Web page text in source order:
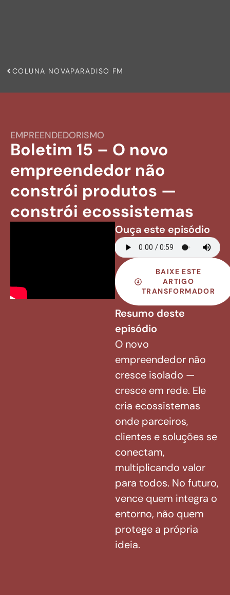
COLUNA NOVAPARADISO FM
EMPREENDEDORISMO
Boletim 15 – O novo
empreendedor não
constrói produtos —
constrói ecossistemas
Ouça este episódio
BAIXE ESTE
ARTIGO
TRANSFORMADOR
Resumo deste
episódio
O novo
empreendedor não
cresce isolado —
cresce em rede. Ele
cria ecossistemas
onde parceiros,
clientes e soluções se
conectam,
multiplicando valor
para todos. No futuro,
vence quem integra o
entorno, não quem
protege a própria
ideia.